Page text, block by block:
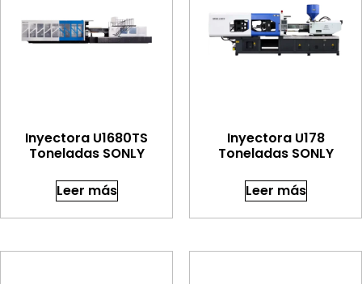
Inyectora U1680TS
Toneladas SONLY
Leer más
Inyectora U178
Toneladas SONLY
Leer más